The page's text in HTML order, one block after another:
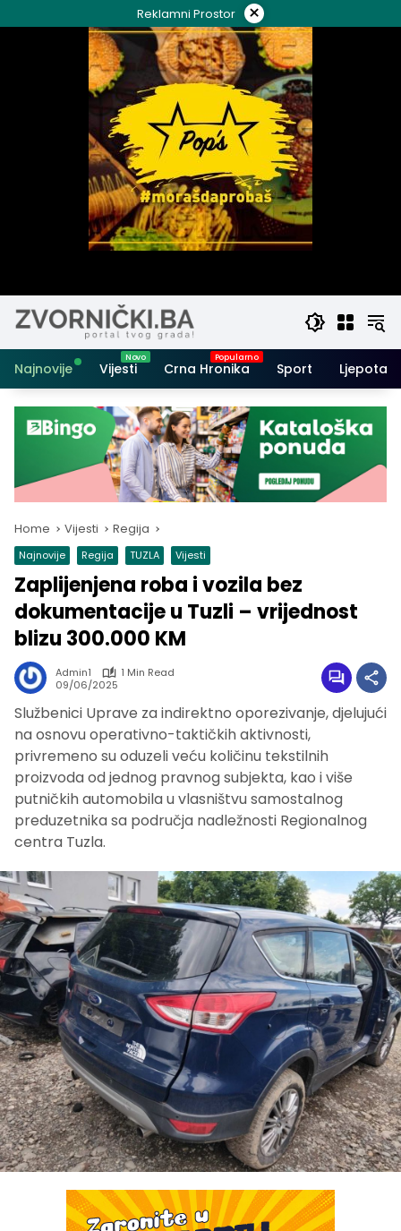
to
Reklamni Prostor ×
Najnovije Vijesti Crna Hronika Sport Ljepota i
Home Vijesti Regija
Najnovije Regija TUZLA Vijesti
Zaplijenjena roba i vozila bez
dokumentacije u Tuzli – vrijednost
blizu 300.000 KM
Admin1
1 Min Read
09/06/2025
Službenici Uprave za indirektno oporezivanje, djelujući
na osnovu operativno-taktičkih aktivnosti,
privremeno su oduzeli veću količinu tekstilnih
proizvoda od jednog pravnog subjekta, kao i više
putničkih automobila u vlasništvu samostalnog
preduzetnika sa područja nadležnosti Regionalnog
centra Tuzla.